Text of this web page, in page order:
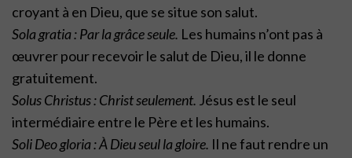
croyant à en Dieu, que se situe son salut.
Sola gratia :Par la grâce seule. Les humains n’ont pas à
œuvrer pour recevoir le salut de Dieu, il le donne
gratuitement.
Solus Christus : Christ seulement. Jésus est le seul
intermédiaire entre le Père et les humains.
Soli Deo gloria : À Dieu seul la gloire. Il ne faut rendre un